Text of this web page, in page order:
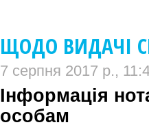
ЩОДО ВИДАЧІ
7 серпня 2017 р.,
Інформація
особам